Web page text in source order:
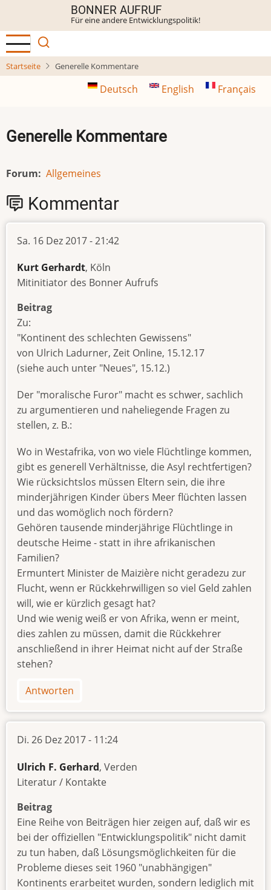
Inhalt
BONNER AUFRUF
Für eine andere Entwicklungspolitik!
Startseite Generelle Kommentare
Deutsch English Français
Generelle Kommentare
Forum Allgemeines
Kommentar
Sa. 16 Dez 2017 - 21:42
Kurt Gerhardt, Köln
Mitinitiator des Bonner Aufrufs
Beitrag
Zu:
"Kontinent des schlechten Gewissens"
von Ulrich Ladurner, Zeit Online, 15.12.17
(siehe auch unter "Neues", 15.12.)
Der "moralische Furor" macht es schwer, sachlich
zu argumentieren und naheliegende Fragen zu
stellen, z. B.:
Wo in Westafrika, von wo viele Flüchtlinge kommen,
gibt es generell Verhältnisse, die Asyl rechtfertigen?
Wie rücksichtslos müssen Eltern sein, die ihre
minderjährigen Kinder übers Meer flüchten lassen
und das womöglich noch fördern?
Gehören tausende minderjährige Flüchtlinge in
deutsche Heime - statt in ihre afrikanischen
Familien?
Ermuntert Minister de Maizière nicht geradezu zur
Flucht, wenn er Rückkehrwilligen so viel Geld zahlen
will, wie er kürzlich gesagt hat?
Und wie wenig weiß er von Afrika, wenn er meint,
dies zahlen zu müssen, damit die Rückkehrer
anschließend in ihrer Heimat nicht auf der Straße
stehen?
Antworten
Di. 26 Dez 2017 - 11:24
Ulrich F. Gerhard, Verden
Literatur / Kontakte
Beitrag
Eine Reihe von Beiträgen hier zeigen auf, daß wir es
bei der offiziellen "Entwicklungspolitik" nicht damit
zu tun haben, daß Lösungsmöglichkeiten für die
Probleme dieses seit 1960 "unabhängigen"
Kontinents erarbeitet wurden, sondern lediglich mit